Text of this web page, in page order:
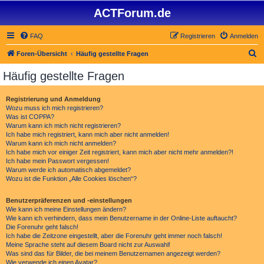
ACTForum.de
FAQ Anmelden
Registrieren
Foren-Übersicht Häufig gestellte Fragen
Häufig gestellte Fragen
Registrierung und Anmeldung
Wozu muss ich mich registrieren?
Was ist COPPA?
Warum kann ich mich nicht registrieren?
Ich habe mich registriert, kann mich aber nicht anmelden!
Warum kann ich mich nicht anmelden?
Ich habe mich vor einiger Zeit registriert, kann mich aber nicht mehr anmelden?!
Ich habe mein Passwort vergessen!
Warum werde ich automatisch abgemeldet?
Wozu ist die Funktion „Alle Cookies löschen“?
Benutzerpräferenzen und -einstellungen
Wie kann ich meine Einstellungen ändern?
Wie kann ich verhindern, dass mein Benutzername in der Online-Liste auftaucht?
Die Forenuhr geht falsch!
Ich habe die Zeitzone eingestellt, aber die Forenuhr geht immer noch falsch!
Meine Sprache steht auf diesem Board nicht zur Auswahl!
Was sind das für Bilder, die bei meinem Benutzernamen angezeigt werden?
Wie verwende ich einen Avatar?